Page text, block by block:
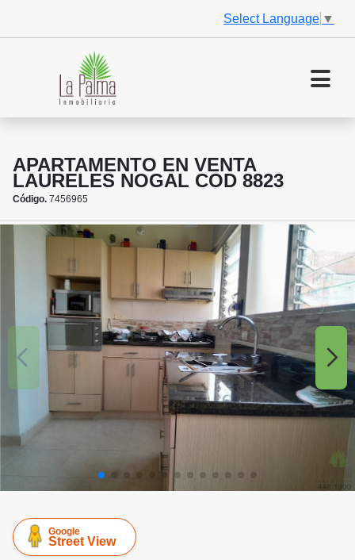
Select Language ▼
APARTAMENTO EN VENTA
LAURELES NOGAL COD 8823
Código. 7456965
Google
Street View